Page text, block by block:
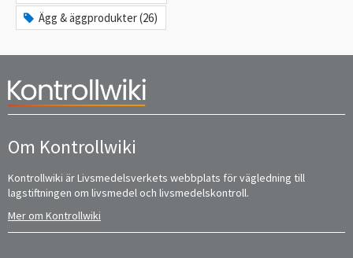
Ägg & äggprodukter (26)
Om Kontrollwiki
Kontrollwiki är Livsmedelsverkets webbplats för vägledning till
lagstiftningen om livsmedel och livsmedelskontroll.
Mer om Kontrollwiki